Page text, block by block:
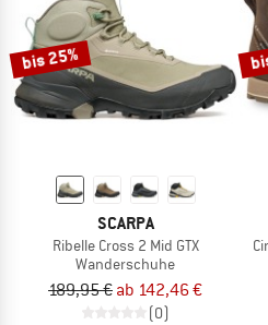
bis 25%
SCARPA
Ribelle Cross 2 Mid GTX
Wanderschuhe
189,95 € ab 142,46 €
(0)